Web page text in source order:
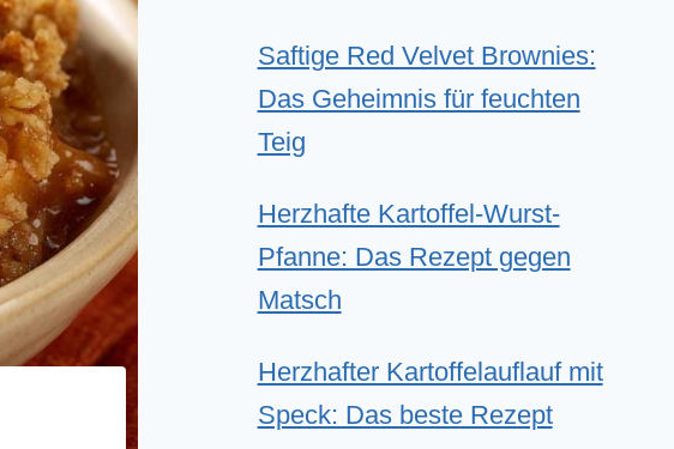
Saftige Red Velvet Brownies:
Das Geheimnis für feuchten
Teig
Herzhafte Kartoffel-Wurst-
Pfanne: Das Rezept gegen
Matsch
Herzhafter Kartoffelauflauf mit
Speck: Das beste Rezept